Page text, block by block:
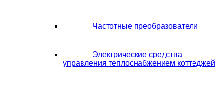
Частотные преобразователи
Электрические средства
управления теплоснабжением коттеджей